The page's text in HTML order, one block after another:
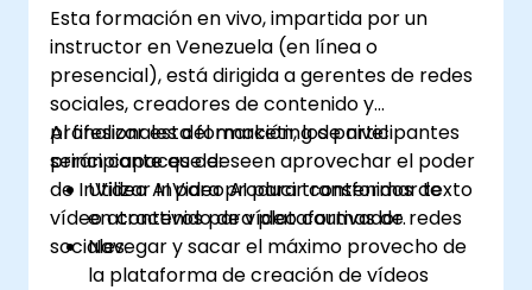
Esta formación en vivo, impartida por un
instructor en Venezuela (en línea o
presencial), está dirigida a gerentes de redes
sociales, creadores de contenido y
profesionales del marketing de nivel
principiante que deseen aprovechar el poder
de InVideo AI para producir contenidos de
vídeo atractivos para plataformas de redes
sociales.
Al finalizar esta formación, los participantes
serán capaces de:
Utilizar InVideo AI para transformar texto
en contenido de vídeo cautivador.
Navegar y sacar el máximo provecho de
la plataforma de creación de vídeos